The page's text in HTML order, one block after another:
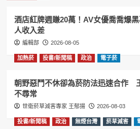
酒店紅牌週賺20萬！AV女優喬喬爆
人收入差
編輯部 2026-08-05
加熱菸 投書/新聞稿 政治 電子菸
朝野惡鬥不休卻為菸防法迅速合作
不尋常
世衛菸草減害專家 王郁揚 2026-08-03
投書/新聞稿 政治 無煙台灣 菸草減害